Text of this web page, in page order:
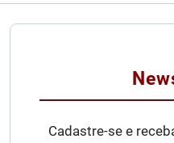
Cadastre-se e